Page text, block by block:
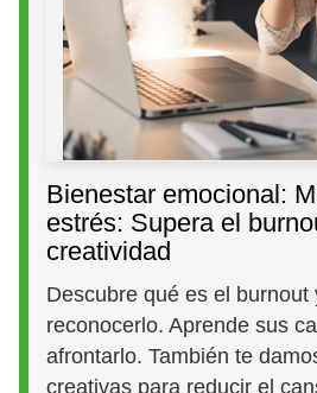
Bienestar emocional:
estrés: Supera el
creatividad
Descubre qué es el burnout
reconocerlo. Aprende sus
afrontarlo. También te
creativas para reducir el